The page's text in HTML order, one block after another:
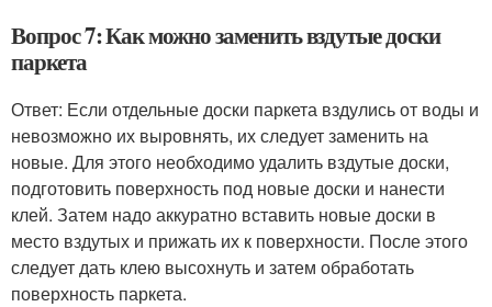
Вопрос 7: Как можно заменить вздутые доски
паркета
Ответ: Если отдельные доски паркета вздулись от воды и
невозможно их выровнять, их следует заменить на
новые. Для этого необходимо удалить вздутые доски,
подготовить поверхность под новые доски и нанести
клей. Затем надо аккуратно вставить новые доски в
место вздутых и прижать их к поверхности. После этого
следует дать клею высохнуть и затем обработать
поверхность паркета.